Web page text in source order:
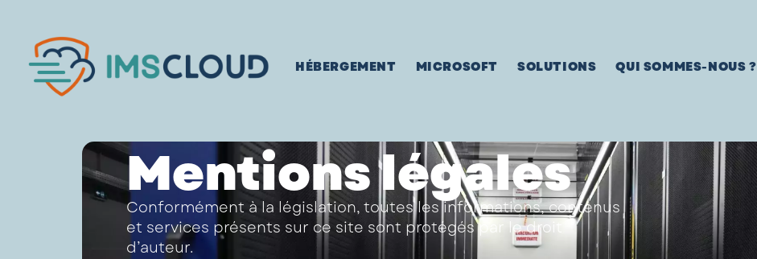
HÉBERGEMENT MICROSOFT SOLUTIONS QUI SOMMES-NOUS ?
Mentions légales
Conformément à la législation, toutes les informations, contenus
et services présents sur ce site sont protégés par le droit
d’auteur.